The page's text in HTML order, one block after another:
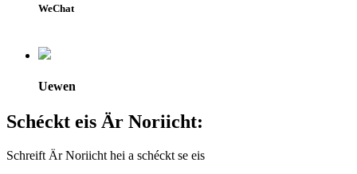
WeChat
Uewen
Schéckt eis Är Noriicht:
Schreift Är Noriicht hei a schéckt se eis